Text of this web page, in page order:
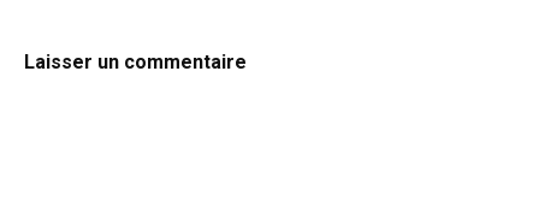
Laisser un commentaire